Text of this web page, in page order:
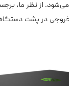
از نظر ما،
در پشت